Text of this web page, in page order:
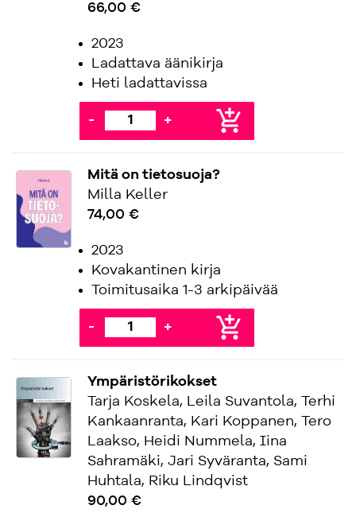
66,00 €
2023
Ladattava äänikirja
Heti ladattavissa
- + add_shopping_cart
Mitä on tietosuoja?
Milla Keller
74,00 €
2023
Kovakantinen kirja
Toimitusaika 1-3 arkipäivää
- + add_shopping_cart
Ympäristörikokset
Tarja Koskela, Leila Suvantola, Terhi
Kankaanranta, Kari Koppanen, Tero
Laakso, Heidi Nummela, Iina
Sahramäki, Jari Syväranta, Sami
Huhtala, Riku Lindqvist
90,00 €